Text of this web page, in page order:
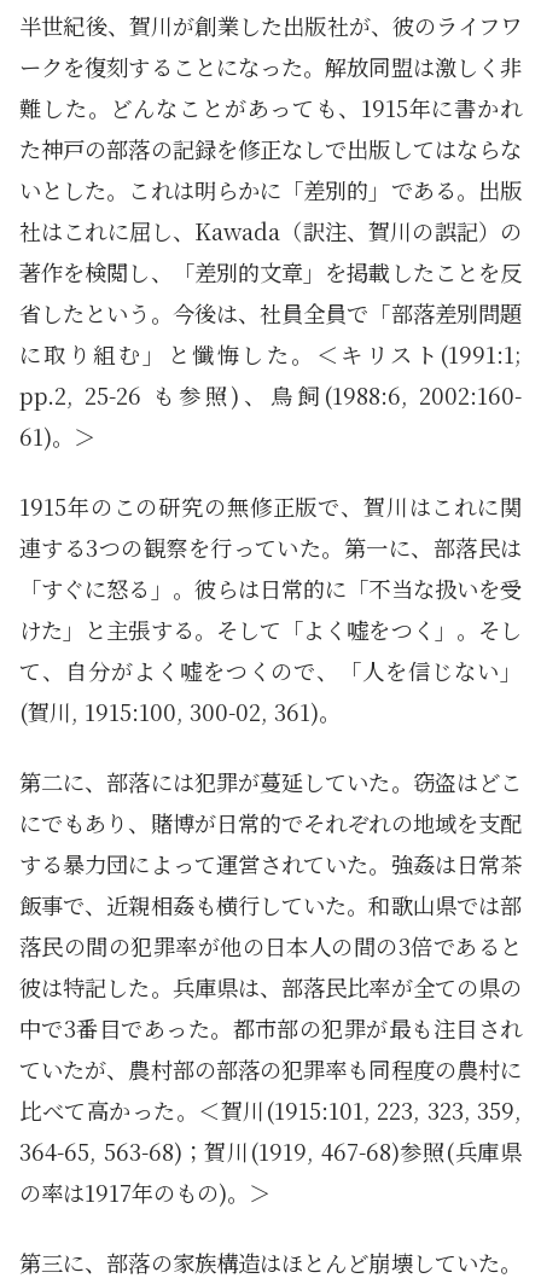
半世紀後、賀川が創業した出版社が、彼のライフワ
ークを復刻することになった。解放同盟は激しく非
難した。どんなことがあっても、1915年に書かれ
た神戸の部落の記録を修正なしで出版してはならな
いとした。これは明らかに「差別的」である。出版
社はこれに屈し、Kawada（訳注、賀川の誤記）の
著作を検閲し、「差別的文章」を掲載したことを反
省したという。今後は、社員全員で「部落差別問題
に取り組む」と懺悔した。＜キリスト(1991:1;
pp.2, 25-26 も参照)、鳥飼(1988:6, 2002:160-
61)。＞
1915年のこの研究の無修正版で、賀川はこれに関
連する3つの観察を行っていた。第一に、部落民は
「すぐに怒る」。彼らは日常的に「不当な扱いを受
けた」と主張する。そして「よく嘘をつく」。そし
て、自分がよく嘘をつくので、「人を信じない」
(賀川, 1915:100, 300-02, 361)。
第二に、部落には犯罪が蔓延していた。窃盗はどこ
にでもあり、賭博が日常的でそれぞれの地域を支配
する暴力団によって運営されていた。強姦は日常茶
飯事で、近親相姦も横行していた。和歌山県では部
落民の間の犯罪率が他の日本人の間の3倍であると
彼は特記した。兵庫県は、部落民比率が全ての県の
中で3番目であった。都市部の犯罪が最も注目され
ていたが、農村部の部落の犯罪率も同程度の農村に
比べて高かった。＜賀川(1915:101, 223, 323, 359,
364-65, 563-68)；賀川(1919, 467-68)参照(兵庫県
の率は1917年のもの)。＞
第三に、部落の家族構造はほとんど崩壊していた。